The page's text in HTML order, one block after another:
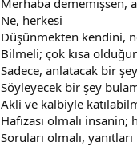
Ne, herkesi
Düşünmekten kendini,
Bilmeli; çok kısa
Sadece, anlatacak bir
Söyleyecek bir şey
Akli ve kalbiyle
Hafızası olmalı
Soruları olmalı,